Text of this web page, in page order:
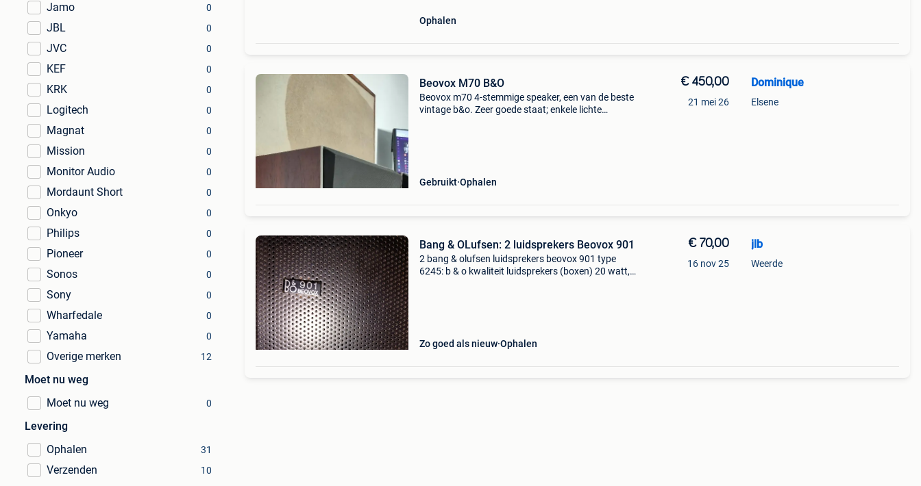
Jamo 0
JBL 0
JVC 0
KEF 0
KRK 0
Logitech 0
Magnat 0
Mission 0
Monitor Audio 0
Mordaunt Short 0
Onkyo 0
Philips 0
Pioneer 0
Sonos 0
Sony 0
Wharfedale 0
Yamaha 0
Overige merken 12
Moet nu weg
Moet nu weg
0
Levering
Ophalen
31
Verzenden 10
Ophalen
Beovox M70 B&O
Beovox m70 4-stemmige speaker, een van de beste
vintage b&o. Zeer goede staat; enkele lichte
Gebruikt Ophalen
€ 450,00
21 mei 26
Dominique
Elsene
Bang & OLufsen: 2 luidsprekers Beovox 901
2 bang & olufsen luidsprekers beovox 901 type
6245: b & o kwaliteit luidsprekers (boxen) 20 watt,
Zo goed als nieuw Ophalen
€ 70,00
16 nov 25
jlb
Weerde